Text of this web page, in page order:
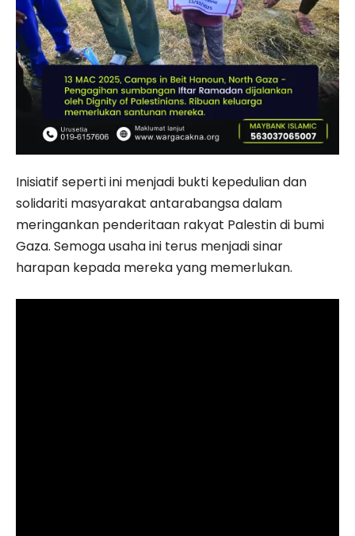
Inisiatif seperti ini menjadi bukti kepedulian dan
solidariti masyarakat antarabangsa dalam
meringankan penderitaan rakyat Palestin di bumi
Gaza. Semoga usaha ini terus menjadi sinar
harapan kepada mereka yang memerlukan.